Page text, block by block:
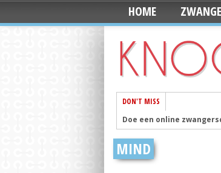
HOME
DON'T MISS
Doe een online
Mila en Senn worden de
De 10 foto’s die je moet
MIND